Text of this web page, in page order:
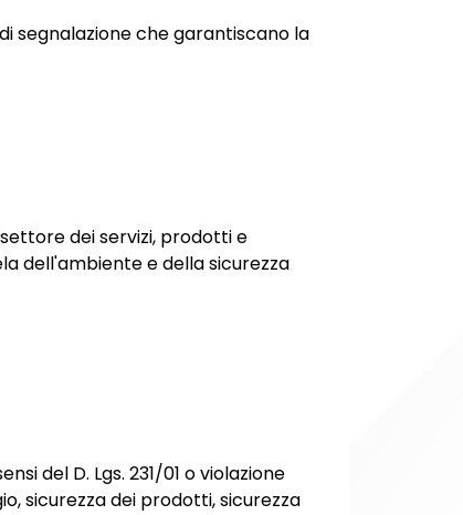
segnalazione che garantiscano la
dei servizi, prodotti e
dell'ambiente e della sicurezza
del D. Lgs. 231/01 o violazione
sicurezza dei prodotti, sicurezza